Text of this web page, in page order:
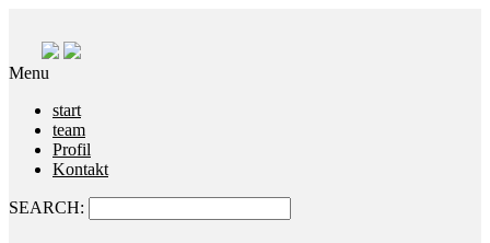
Menu
start
team
Profil
Kontakt
SEARCH: